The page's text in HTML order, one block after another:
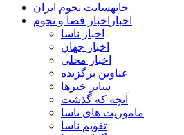
خانهسایت نجوم ایران
اخبار اخبار فضا و نجوم
اخبار ناسا
اخبار جهان
اخبار محلی
عناوین برگزیده
سایر خبرها
آنچه که گذشت
ماموریت های ناسا
تقویم ناسا